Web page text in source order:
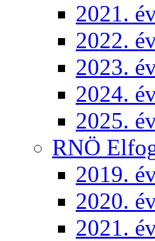
2021.
2022.
2023.
2024.
2025.
RNÖ
2019.
2020.
2021.